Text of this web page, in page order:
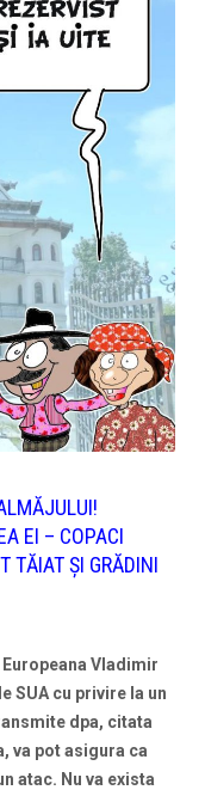
EI – COPACI
TĂIAT ȘI GRĂDINI
Vladimir
SUA cu privire la un
dpa, citata
va pot asigura ca
atac. Nu va exista